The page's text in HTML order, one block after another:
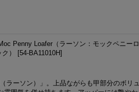
Penny Loafer（ラーソン：モックペニーロ
）
[54-BA11010H]
ラーソン）」。上品ながらも甲部分のボリュ